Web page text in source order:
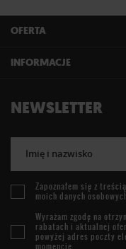
OFERTA
INFORMACJE
NEWSLETTER
Imię i nazwisko
Zapoznałem się z treścią
moich danych
Wyrażam zgodę na
rabatach i aktualnej
powyżej adres poczty